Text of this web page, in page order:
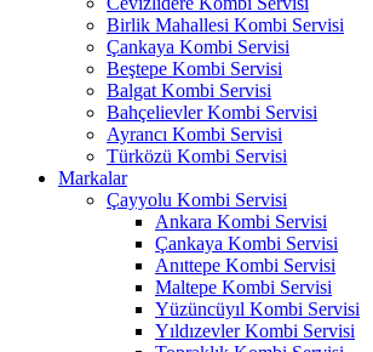
Birlik Mahallesi Kombi Servisi
Çankaya Kombi Servisi
Beştepe Kombi Servisi
Balgat Kombi Servisi
Bahçelievler Kombi Servisi
Ayrancı Kombi Servisi
Türközü Kombi Servisi
Markalar
Çayyolu Kombi Servisi
Ankara Kombi Servisi
Çankaya Kombi Servisi
Anıttepe Kombi Servisi
Maltepe Kombi Servisi
Yüzüncüyıl Kombi Servisi
Yıldızevler Kombi Servisi